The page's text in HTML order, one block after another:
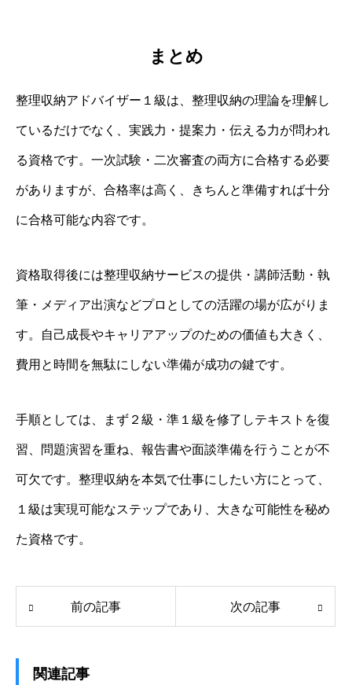
まとめ
整理収納アドバイザー１級は、整理収納の理論を理解し
ているだけでなく、実践力・提案力・伝える力が問われ
る資格です。一次試験・二次審査の両方に合格する必要
がありますが、合格率は高く、きちんと準備すれば十分
に合格可能な内容です。
資格取得後には整理収納サービスの提供・講師活動・執
筆・メディア出演などプロとしての活躍の場が広がりま
す。自己成長やキャリアアップのための価値も大きく、
費用と時間を無駄にしない準備が成功の鍵です。
手順としては、まず２級・準１級を修了しテキストを復
習、問題演習を重ね、報告書や面談準備を行うことが不
可欠です。整理収納を本気で仕事にしたい方にとって、
１級は実現可能なステップであり、大きな可能性を秘め
た資格です。
前の記事 次の記事
関連記事